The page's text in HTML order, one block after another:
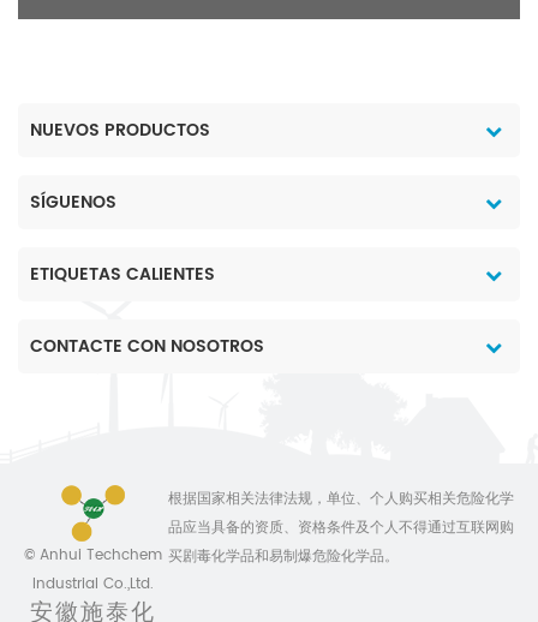
NUEVOS PRODUCTOS
SÍGUENOS
ETIQUETAS CALIENTES
CONTACTE CON NOSOTROS
© Anhui Techchem
Industrial Co.,Ltd.
安徽施泰化
根据国家相关法律法规，单位、个人购买相关危险化学
品应当具备的资质、资格条件及个人不得通过互联网购
买剧毒化学品和易制爆危险化学品。